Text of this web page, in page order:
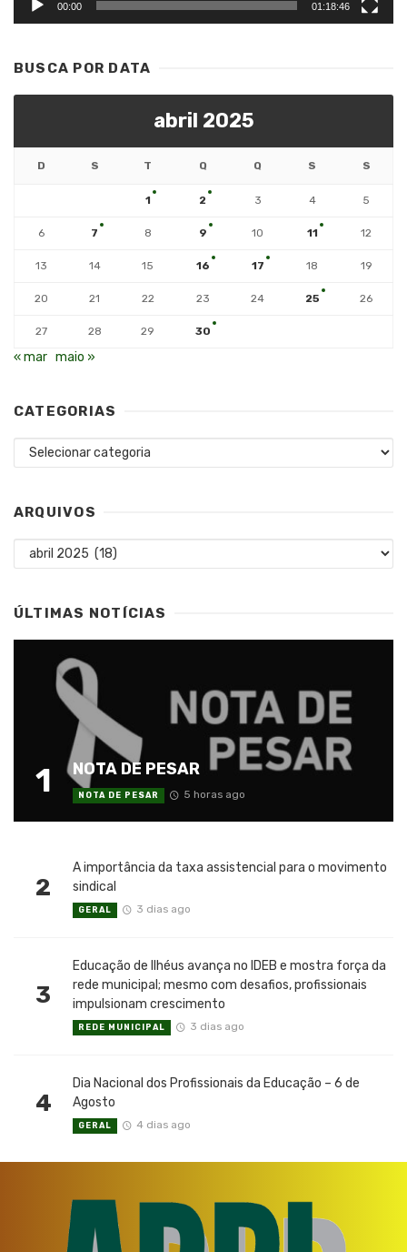
00:00 01:18:46
BUSCA POR DATA
abril 2025
D S T Q Q S S
1 2 3 4 5
6 7 8 9 10 11 12
13 14 15 16 17 18 19
20 21 22 23 24 25 26
27 28 29 30
« mar maio »
CATEGORIAS
Categorias
ARQUIVOS
Arquivos
ÚLTIMAS NOTÍCIAS
1 NOTA DE PESAR
NOTA DE PESAR 5 horas ago
2
A importância da taxa assistencial para o movimento
sindical
GERAL 3 dias ago
3
Educação de Ilhéus avança no IDEB e mostra força da
rede municipal; mesmo com desafios, profissionais
impulsionam crescimento
REDE MUNICIPAL 3 dias ago
4
Dia Nacional dos Profissionais da Educação – 6 de
Agosto
GERAL 4 dias ago